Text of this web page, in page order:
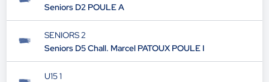
Seniors D2 POULE A
SENIORS 2
Seniors D5 Chall. Marcel PATOUX POULE I
U15 1